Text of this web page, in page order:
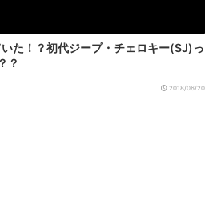
た！？初代ジープ・チェロキー(SJ)っ
？
2018/06/20